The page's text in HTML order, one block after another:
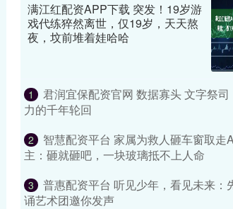
满江红配资APP下载 突发！19岁游
戏代练猝然离世，仅19岁，天天熬
夜，坟前堆着娃哈哈
1
君润宜保配资官网 数据寡头 文字祭司
力的千年轮回
2
智慧配资平台 家属为救人砸车窗取走
主：砸就砸吧，一块玻璃抵不上人命
3
普惠配资平台 听见少年，看见未来：
诵艺术团邀你发声